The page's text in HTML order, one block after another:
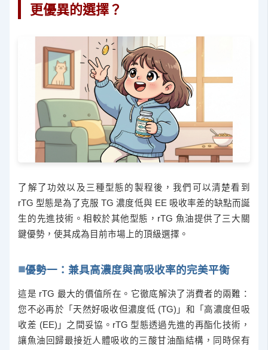
更優異的選擇？
了解了功效以及三種型態的製程後，我們可以清楚看到
rTG 型態是為了克服 TG 濃度低與 EE 吸收率差的缺點而誕
生的先進技術。相較於其他型態，rTG 魚油提供了三大關
鍵優勢，使其成為目前市場上的頂級選擇。
優勢一：兼具高濃度與高吸收率的完美平衡
這是 rTG 最大的價值所在。它徹底解決了消費者的兩難：
您不必再於「天然好吸收但濃度低 (TG)」和「高濃度但吸
收差 (EE)」之間妥協。rTG 型態透過先進的再酯化技術，
讓魚油回歸最接近人體吸收的三酸甘油酯結構，同時保有